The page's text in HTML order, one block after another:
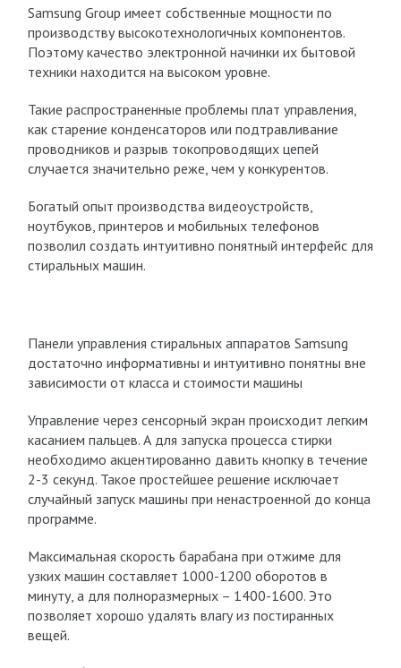
Samsung Group имеет собственные мощности по
производству высокотехнологичных компонентов.
Поэтому качество электронной начинки их бытовой
техники находится на высоком уровне.
Такие распространенные проблемы плат управления,
как старение конденсаторов или подтравливание
проводников и разрыв токопроводящих цепей
случается значительно реже, чем у конкурентов.
Богатый опыт производства видеоустройств,
ноутбуков, принтеров и мобильных телефонов
позволил создать интуитивно понятный интерфейс для
стиральных машин.
Панели управления стиральных аппаратов Samsung
достаточно информативны и интуитивно понятны вне
зависимости от класса и стоимости машины
Управление через сенсорный экран происходит легким
касанием пальцев. А для запуска процесса стирки
необходимо акцентированно давить кнопку в течение
2-3 секунд. Такое простейшее решение исключает
случайный запуск машины при ненастроенной до конца
программе.
Максимальная скорость барабана при отжиме для
узких машин составляет 1000-1200 оборотов в
минуту, а для полноразмерных – 1400-1600. Это
позволяет хорошо удалять влагу из постиранных
вещей.